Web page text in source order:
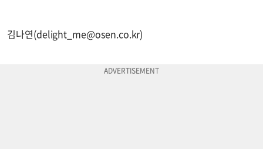
김나연(delight_me@osen.co.kr)